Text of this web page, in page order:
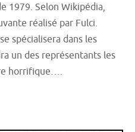
1979. Selon Wikipédia,
réalisé par Fulci.
spécialisera dans les
un des représentants les
horrifique….